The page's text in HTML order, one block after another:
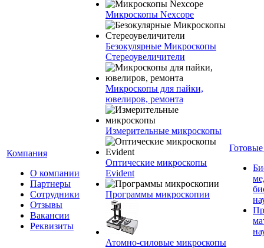
Компания
О компании
Партнеры
Сотрудники
Отзывы
Вакансии
Реквизиты
Микроскопы Nexcope
Безокулярные Микроскопы
Стереоувеличители
Микроскопы для пайки,
ювелиров, ремонта
Измерительные микроскопы
Оптические микроскопы
Evident
Программы микроскопии
Атомно-силовые микроскопы